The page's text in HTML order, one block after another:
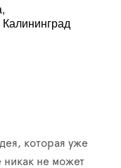
которая уже
никак не может